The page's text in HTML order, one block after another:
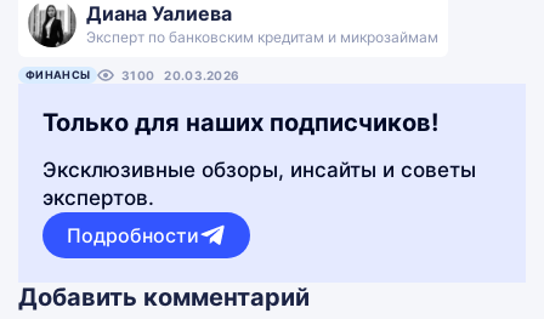
Диана Уалиева
Эксперт по банковским кредитам и микрозаймам
ФИНАНСЫ 3100 20.03.2026
Только для наших подписчиков!
Эксклюзивные обзоры, инсайты и советы
экспертов.
Подробности
Добавить комментарий